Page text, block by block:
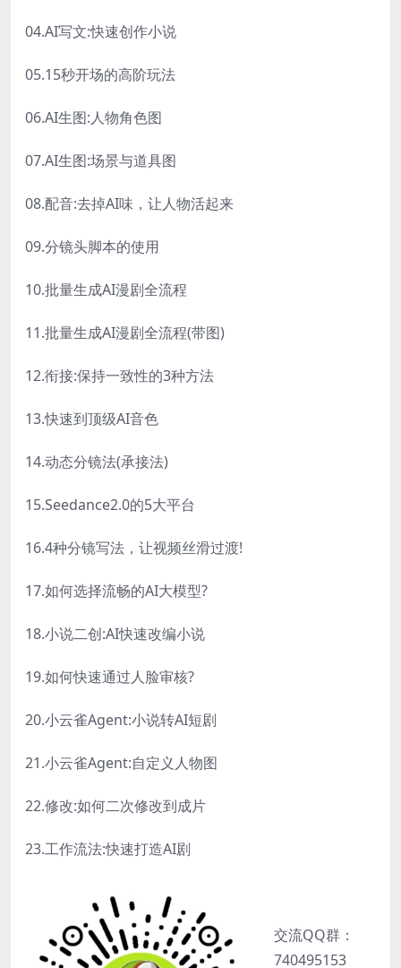
04.AI写文:快速创作小说
05.15秒开场的高阶玩法
06.AI生图:人物角色图
07.AI生图:场景与道具图
08.配音:去掉AI味，让人物活起来
09.分镜头脚本的使用
10.批量生成AI漫剧全流程
11.批量生成AI漫剧全流程(带图)
12.衔接:保持一致性的3种方法
13.快速到顶级AI音色
14.动态分镜法(承接法)
15.Seedance2.0的5大平台
16.4种分镜写法，让视频丝滑过渡!
17.如何选择流畅的AI大模型?
18.小说二创:AI快速改编小说
19.如何快速通过人脸审核?
20.小云雀Agent:小说转AI短剧
21.小云雀Agent:自定义人物图
22.修改:如何二次修改到成片
23.工作流法:快速打造AI剧
交流QQ群：
740495153